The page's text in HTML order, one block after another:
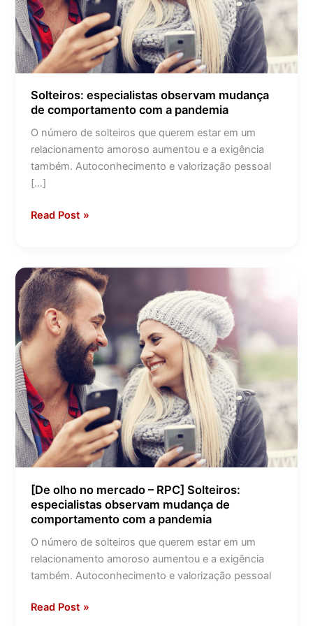
Solteiros: especialistas observam mudança
de comportamento com a pandemia
O número de solteiros que querem estar em um
relacionamento amoroso aumentou e a exigência
também. Autoconhecimento e valorização pessoal
[…]
pandemia
Read Post »
[De olho no mercado – RPC] Solteiros:
especialistas observam mudança de
comportamento com a pandemia
O número de solteiros que querem estar em um
relacionamento amoroso aumentou e a exigência
também. Autoconhecimento e valorização pessoal
[De
olho
no
mercado
–
RPC]
Solteiros:
especialistas
observam
mudança
de
comportamento
a
pandemia
Read Post »